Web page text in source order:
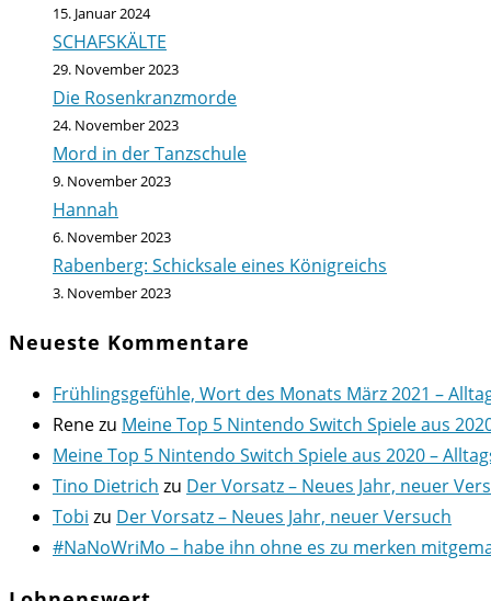
15. Januar 2024
SCHAFSKÄLTE
29. November 2023
Die Rosenkranzmorde
24. November 2023
Mord in der Tanzschule
9. November 2023
Hannah
6. November 2023
Rabenberg: Schicksale eines Königreichs
3. November 2023
Neueste Kommentare
Frühlingsgefühle, Wort des Monats März 2021 –
Renezu Meine Top 5 Nintendo Switch Spiele aus
Meine Top 5 Nintendo Switch Spiele aus 2020 –
Tino Dietrich zu Der Vorsatz – Neues Jahr, neuer
Tobi zu Der Vorsatz – Neues Jahr, neuer Versuch
#NaNoWriMo – habe ihn ohne es zu merken